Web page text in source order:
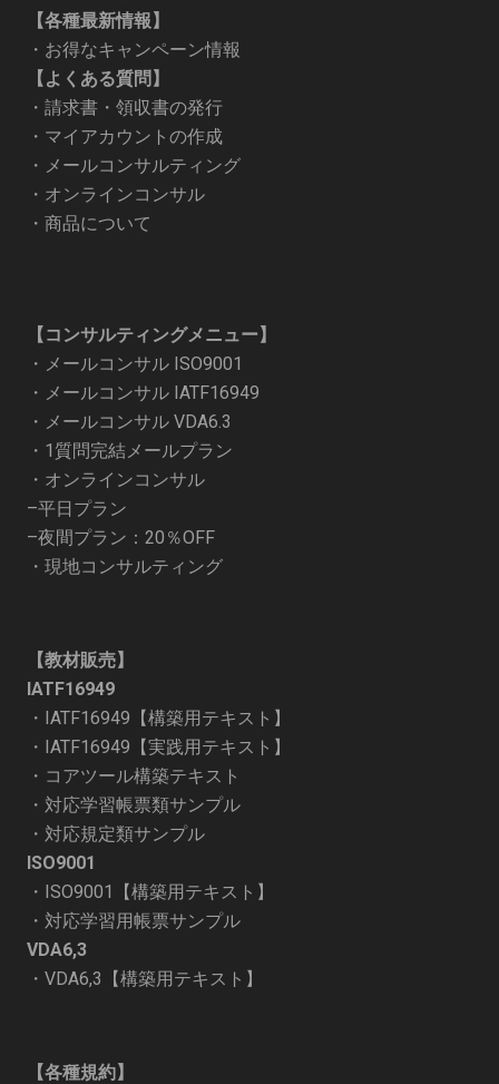
【各種最新情報】
・ お得なキャンペーン情報
【よくある質問】
・ 請求書・領収書の発行
・ マイアカウントの作成
・ メールコンサルティング
・ オンラインコンサル
・ 商品について
【コンサルティングメニュー】
・ メールコンサル ISO9001
・ メールコンサル IATF16949
・ メールコンサル VDA6.3
・ 1質問完結メールプラン
・オンラインコンサル
–平日プラン
–夜間プラン：20％OFF
・ 現地コンサルティング
【教材販売】
IATF16949
・ IATF16949【構築用テキスト】
・ IATF16949【実践用テキスト】
・ コアツール構築テキスト
・ 対応学習帳票類サンプル
・ 対応規定類サンプル
ISO9001
・ ISO9001【構築用テキスト】
・ 対応学習用帳票サンプル
VDA6,3
・ VDA6,3【構築用テキスト】
【各種規約】